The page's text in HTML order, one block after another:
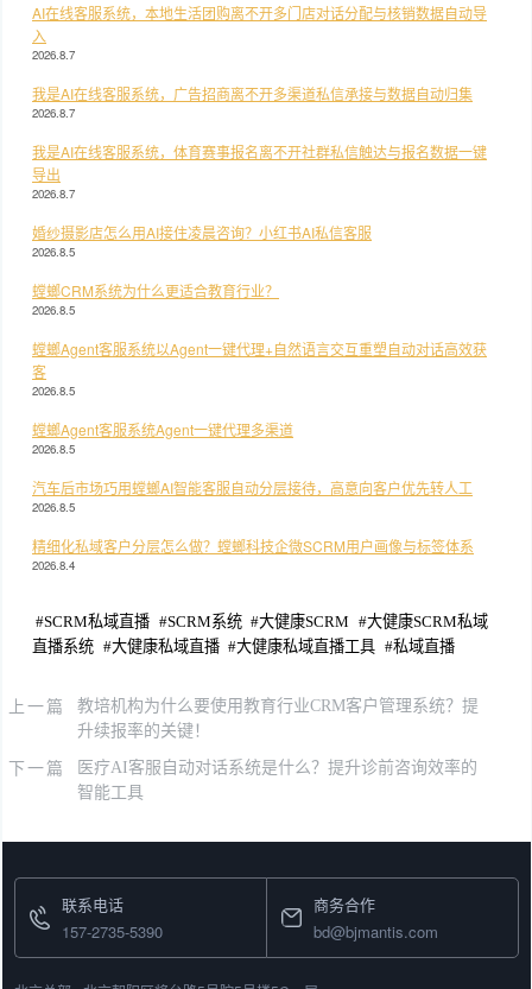
AI在线客服系统，本地生活团购离不开多门店对话分配与核销数据自动导
入
2026.8.7
我是AI在线客服系统，广告招商离不开多渠道私信承接与数据自动归集
2026.8.7
我是AI在线客服系统，体育赛事报名离不开社群私信触达与报名数据一键
导出
2026.8.7
婚纱摄影店怎么用AI接住凌晨咨询？小红书AI私信客服
2026.8.5
螳螂CRM系统为什么更适合教育行业？
2026.8.5
螳螂Agent客服系统以Agent一键代理+自然语言交互重塑自动对话高效获
客
2026.8.5
螳螂Agent客服系统Agent一键代理多渠道
2026.8.5
汽车后市场巧用螳螂AI智能客服自动分层接待，高意向客户优先转人工
2026.8.5
精细化私域客户分层怎么做？螳螂科技企微SCRM用户画像与标签体系
2026.8.4
#SCRM私域直播 #SCRM系统 #大健康SCRM #大健康SCRM私域
直播系统 #大健康私域直播 #大健康私域直播工具 #私域直播
上一篇
教培机构为什么要使用教育行业CRM客户管理系统？提
升续报率的关键！
下一篇
医疗AI客服自动对话系统是什么？提升诊前咨询效率的
智能工具
联系电话
157-2735-5390
商务合作
bd@bjmantis.com